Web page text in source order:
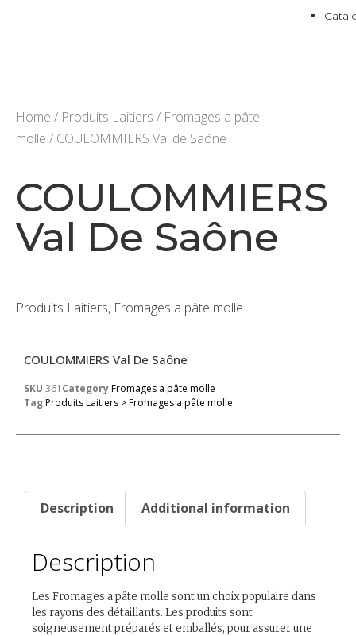
Home / Produits Laitiers / Fromages a pâte
molle / COULOMMIERS Val de Saône
COULOMMIERS
Val De Saône
Produits Laitiers, Fromages a pâte molle
COULOMMIERS Val De Saône
SKU 361 CategoryFromages a pâte molle
TagProduits Laitiers > Fromages a pâte molle
Description Additional information
Description
Les Fromages a pâte molle sont un choix populaire dans
les rayons des détaillants. Les produits sont
soigneusement préparés et emballés, pour assurer une